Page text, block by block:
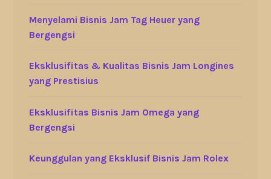
Menyelami Bisnis Jam Tag Heuer yang
Bergengsi
Eksklusifitas & Kualitas Bisnis Jam Longines
yang Prestisius
Eksklusifitas Bisnis Jam Omega yang
Bergengsi
Keunggulan yang Eksklusif Bisnis Jam Rolex